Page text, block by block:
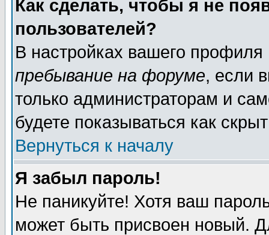
Как сделать, чтобы я не
пользователей?
В настройках вашего
пребывание на форуме, если
только администраторам и
будете показываться как
Вернуться к началу
Я забыл пароль!
Не паникуйте! Хотя ваш
может быть присвоен новый.